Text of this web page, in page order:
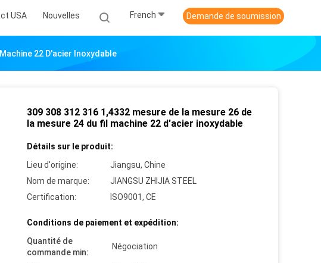
USA Nouvelles French Demande de soumission
22 D'acier Inoxydable
309 308 312 316 1,4332 mesure de la mesure 26 de
la mesure 24 du fil machine 22 d'acier inoxydable
Détails sur le produit:
Lieu d'origine:
Jiangsu, Chine
Nom de marque:
JIANGSU ZHIJIA STEEL
Certification:
ISO9001, CE
Conditions de paiement et expédition:
Quantité de
commande min:
Négociation